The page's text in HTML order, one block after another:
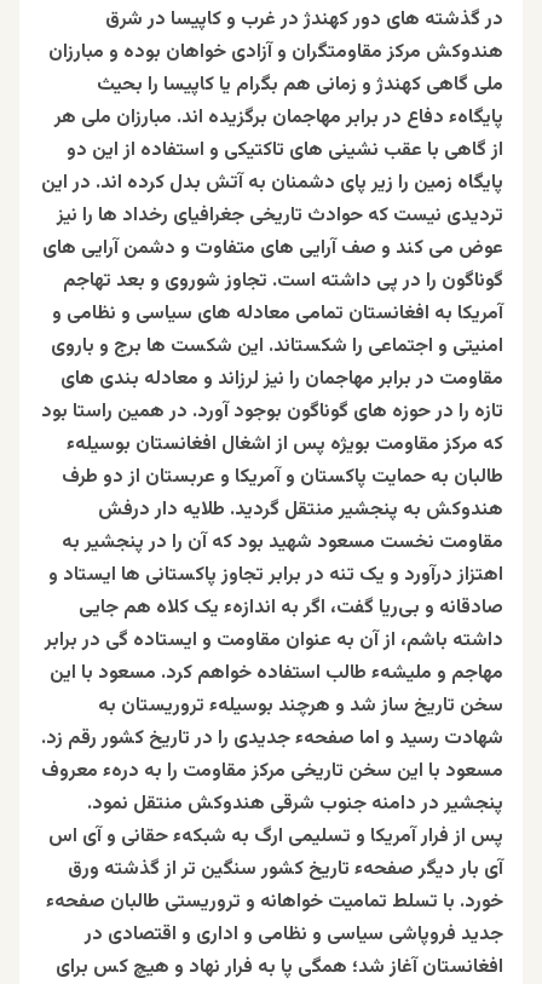
در گذشته های دور کهندژ در غرب و کاپیسا در شرق
هندوکش مرکز مقاومتگران و آزادی خواهان بوده و مبارزان
ملی گاهی کهندژ و زمانی هم بگرام یا کاپیسا را بحیث
پایگاهء دفاع در برابر مهاجمان برگزیده اند. مبارزان ملی هر
از گاهی با عقب نشینی های تاکتیکی و استفاده از این دو
پایگاه زمین را زیر پای دشمنان به آتش بدل کرده اند. در این
تردیدی نیست که حوادث تاریخی جغرافیای رخداد ها را نیز
عوض می کند و صف آرایی های متفاوت و دشمن آرایی های
گوناگون را در پی داشته است. تجاوز شوروی و بعد تهاجم
آمریکا به افغانستان تمامی معادله های سیاسی و نظامی و
امنیتی و اجتماعی را شکستاند. این شکست ها برج و باروی
مقاومت در برابر مهاجمان را نیز لرزاند و معادله بندی های
تازه را در حوزه های گوناگون بوجود آورد. در همین راستا بود
که مرکز مقاومت بویژه پس از اشغال افغانستان بوسیلهء
طالبان به حمایت پاکستان و آمریکا و عربستان از دو طرف
هندوکش به پنجشیر منتقل گردید. طلایه دار درفش
مقاومت نخست مسعود شهید بود که آن را در پنجشیر به
اهتزاز درآورد و یک تنه در برابر تجاوز پاکستانی ها ایستاد و
صادقانه و بی‌ریا گفت، اگر به اندازهء یک کلاه هم جایی
داشته باشم، از آن به عنوان مقاومت و ایستاده گی در برابر
مهاجم و ملیشهء طالب استفاده خواهم کرد. مسعود با این
سخن تاریخ ساز شد و هرچند بوسیلهء تروریستان به
شهادت رسید و اما صفحهء جدیدی را در تاریخ کشور رقم زد.
مسعود با این سخن تاریخی مرکز مقاومت را به درهء معروف
پنجشیردر دامنه جنوب شرقی هندوکش منتقل نمود.
پس از فرار آمریکا و تسلیمی ارگ به شبکهء حقانی و آی اس
آی بار دیگر صفحهء تاریخ کشور سنگین تر از گذشته ورق
خورد. با تسلط تمامیت خواهانه و تروریستی طالبان صفحهء
جدید فروپاشی سیاسی و نظامی و اداری و اقتصادی در
افغانستان آغاز شد؛ همگی پا به فرار نهاد و هیچ کس برای